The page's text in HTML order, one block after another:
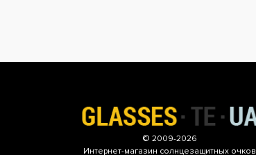
© 2009-2026
Интернет-магазин солнцезащитных очков